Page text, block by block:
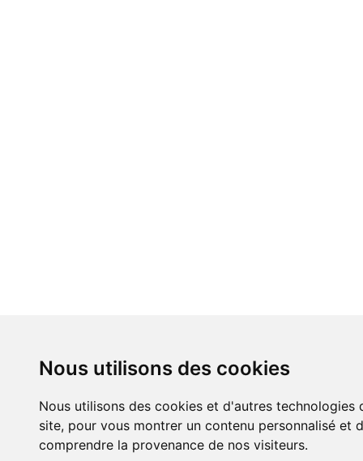
Nous utilisons des cookies
Nous utilisons des cookies et d'autres
site, pour vous montrer un contenu personnalisé
comprendre la provenance de nos visiteurs.